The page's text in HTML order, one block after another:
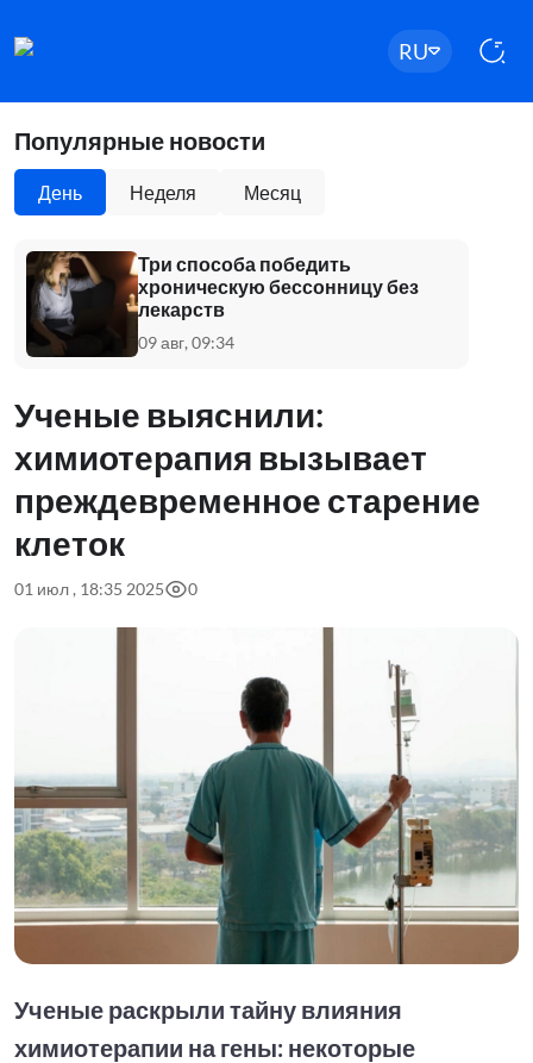
RU
Популярные новости
День Неделя Месяц
Три способа победить
хроническую бессонницу без
лекарств
09 авг, 09:34
Ученые выяснили:
химиотерапия вызывает
преждевременное старение
клеток
01 июл , 18:35 2025 0
Ученые раскрыли тайну влияния
химиотерапии на гены: некоторые